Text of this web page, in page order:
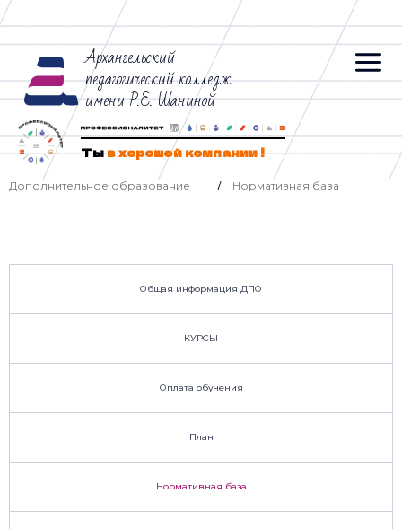
Архангельский
педагогический колледж
имени Р.Е. Шаниной
Тыв хорошей компании !
Дополнительное образование / Нормативная база
Общая информация ДПО
КУРСЫ
Оплата обучения
План
Нормативная база